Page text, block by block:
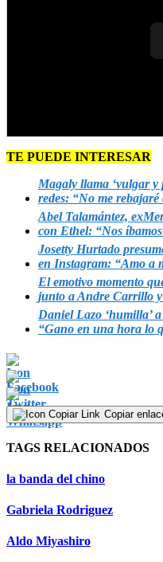
TE PUEDE INTERESAR
Magaly llama ‘vulgar
redes: “No me rebajaré
Abel Talamántez,
con Ethel: “Nos
Josetty Hurtado
en Instagram: “Amo a
El emotivo momento
junto a Andre Carrillo
Daniel Lazo ‘humilla’
“Gano en una hora lo
Copiar
TAGS RELACIONADOS
la banda del chino
Gabriela Rodriguez
Aldo Miyashiro